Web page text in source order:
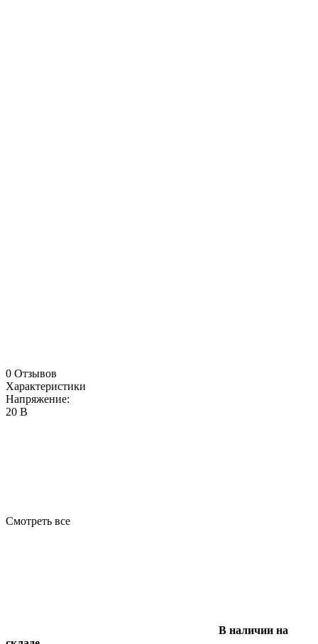
0 Отзывов
Характеристики
Напряжение:
20 В
Смотреть все
В наличии на